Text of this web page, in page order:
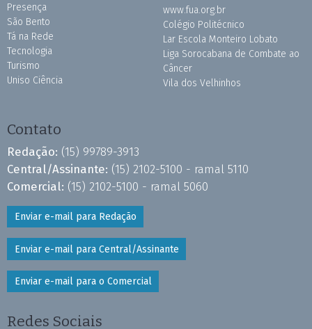
Presença
São Bento
Tá na Rede
Tecnologia
Turismo
Uniso Ciência
www.fua.org.br
Colégio Politécnico
Lar Escola Monteiro Lobato
Liga Sorocabana de Combate ao
Câncer
Vila dos Velhinhos
Contato
Redação: (15) 99789-3913
Central/Assinante: (15) 2102-5100 - ramal 5110
Comercial: (15) 2102-5100 - ramal 5060
Enviar e-mail para Redação
Enviar e-mail para Central/Assinante
Enviar e-mail para o Comercial
Redes Sociais